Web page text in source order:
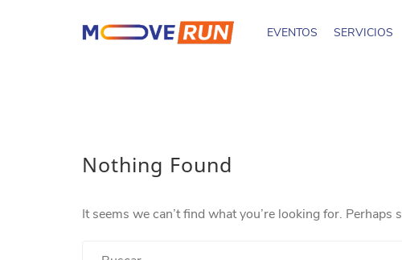
EVENTOS SERVICIOS
Nothing Found
It seems we can’t find what you’re looking for. Perhaps